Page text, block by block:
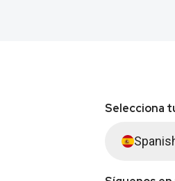
Selecciona